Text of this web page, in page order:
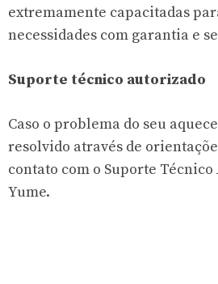
extremamente capacitadas
necessidades com garantia e
Suporte técnico autorizado
Caso o problema do seu
resolvido através de
contato com o Suporte
Yume.